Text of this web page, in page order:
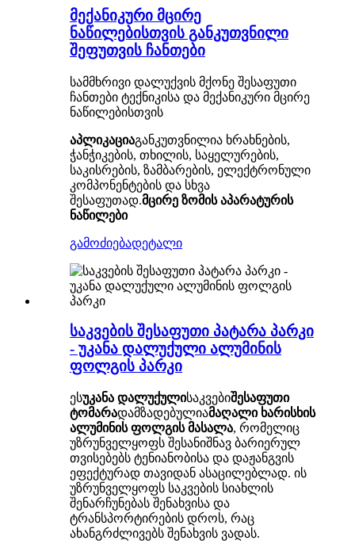
მექანიკური მცირე
ნაწილებისთვის განკუთვნილი
შეფუთვის ჩანთები
სამმხრივი დალუქვის მქონე შესაფუთი
ჩანთები ტექნიკისა და მექანიკური მცირე
ნაწილებისთვის
აპლიკაციაგანკუთვნილია ხრახნების,
ჭანჭიკების, თხილის, საყელურების,
საკისრების, ზამბარების, ელექტრონული
კომპონენტების და სხვა
შესაფუთად.მცირე ზომის აპარატურის
ნაწილები
გამოძიებადეტალი
საკვების შესაფუთი პატარა პარკი
- უკანა დალუქული ალუმინის
ფოლგის პარკი
ესუკანა დალუქულისაკვებიშესაფუთი
ტომარადამზადებულიამაღალი ხარისხის
ალუმინის ფოლგის მასალა, რომელიც
უზრუნველყოფს შესანიშნავ ბარიერულ
თვისებებს ტენიანობისა და დაჟანგვის
ეფექტურად თავიდან ასაცილებლად. ის
უზრუნველყოფს საკვების სიახლის
შენარჩუნებას შენახვისა და
ტრანსპორტირების დროს, რაც
ახანგრძლივებს შენახვის ვადას.